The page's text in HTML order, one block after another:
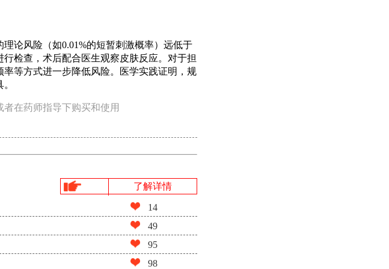
论风险（如0.01%的短暂刺激概率）远低于
检查，术后配合医生观察皮肤反应。对于担
等方式进一步降低风险。医学实践证明，规
在药师指导下购买和使用
了解详情
14
49
95
98